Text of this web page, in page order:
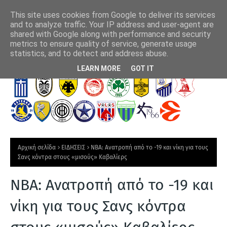
Ε
Υ
Τ
Ι
Α
Ν
Ασημένιο μετάλλιο για την Ελλάδα στην κωπηλασία
Αρχική σελίδα ΕΙΔΗΣΕΙΣ
NBA: Ανατροπή από το -19 και νίκη για τους
Σανς κόντρα στους «μισούς» Καβαλίερς
NBA: Ανατροπή από το -19 και
νίκη για τους Σανς κόντρα
This site uses cookies from Google to deliver its services
and to analyze traffic. Your IP address and user-agent are
shared with Google along with performance and security
metrics to ensure quality of service, generate usage
statistics, and to detect and address abuse.
LEARN MORE GOT IT